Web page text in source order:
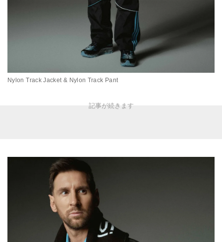
Nylon Track Jacket & Nylon Track Pant